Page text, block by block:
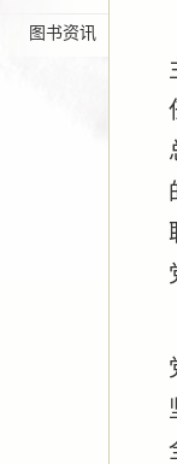
图书资讯